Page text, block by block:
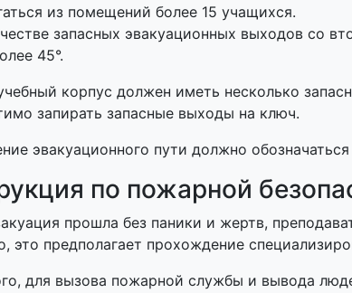
из помещений более 15 учащихся.
запасных эвакуационных выходов со
45°.
корпус должен иметь несколько
запирать запасные выходы на ключ.
эвакуационного пути должно
по пожарной
прошла без паники и жертв,
это предполагает прохождение
для вызова пожарной службы и вывода